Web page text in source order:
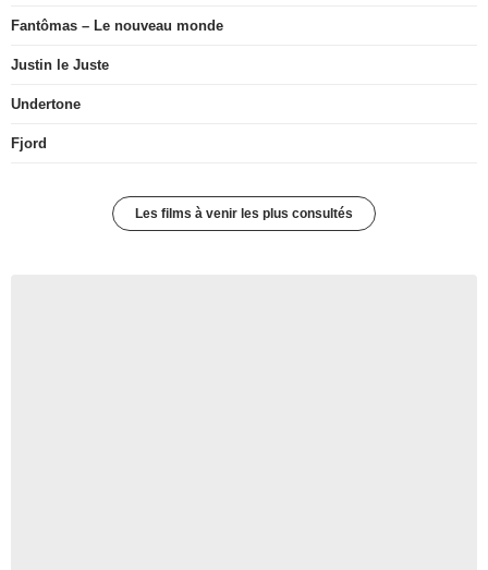
Fantômas – Le nouveau monde
Justin le Juste
Undertone
Fjord
Les films à venir les plus consultés